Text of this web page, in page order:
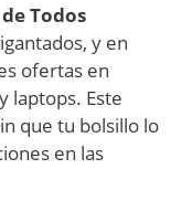
Todos
y en
ofertas en
laptops. Este
que tu bolsillo lo
en las